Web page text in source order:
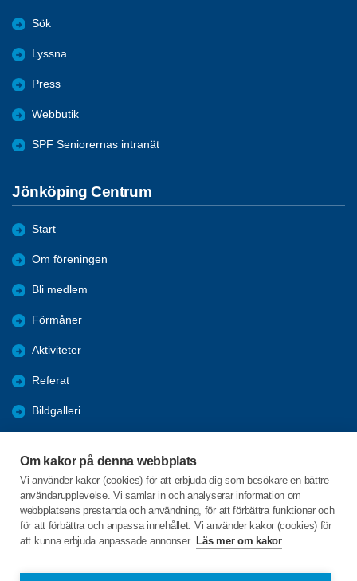
Om kakor på denna webbplats
Vi använder kakor (cookies) för att erbjuda dig som besökare en bättre
användarupplevelse. Vi samlar in och analyserar information om
webbplatsens prestanda och användning, för att förbättra funktioner och
för att förbättra och anpassa innehållet. Vi använder kakor (cookies) för
att kunna erbjuda anpassade annonser. Läs mer om kakor
Sök
Lyssna
Press
Webbutik
SPF Seniorernas intranät
Jönköping Centrum
Start
Om föreningen
Bli medlem
Förmåner
Aktiviteter
Referat
Bildgalleri
Engagera DIG i vår förening
C/o:Lennart Lööw